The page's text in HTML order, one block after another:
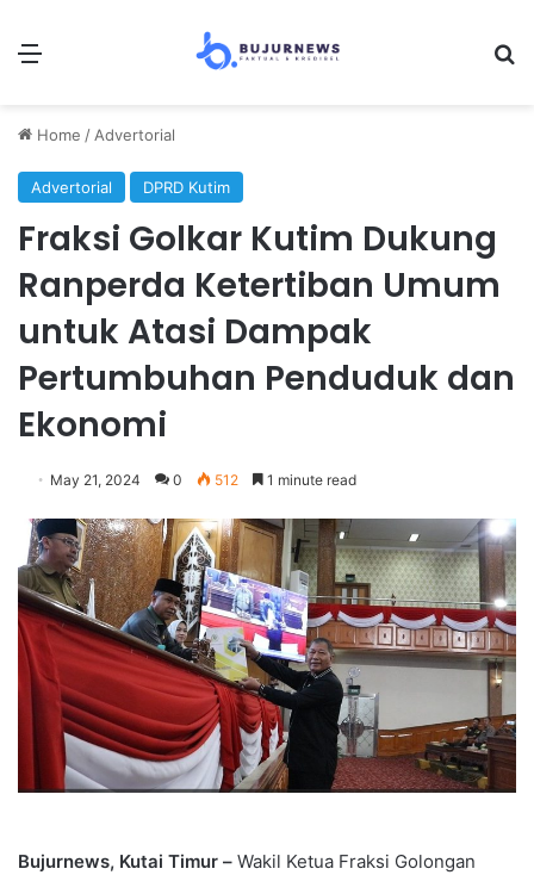
Menu
Home / Advertorial
Advertorial DPRD Kutim
Fraksi Golkar Kutim Dukung
Ranperda Ketertiban Umum
untuk Atasi Dampak
Pertumbuhan Penduduk dan
Ekonomi
May 21, 2024 0 512 1 minute read
Bujurnews, Kutai Timur – Wakil Ketua Fraksi Golongan